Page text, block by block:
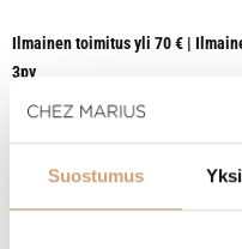
Suostumus
Ilmainen toimitus yli 70 € |
3pv
HETI SAATAVILLA